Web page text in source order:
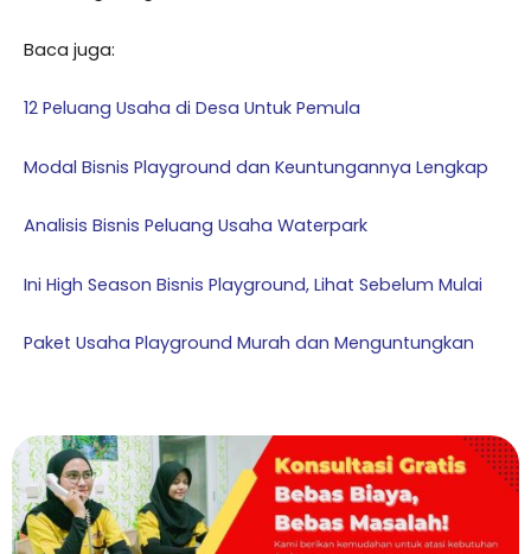
Baca juga:
12 Peluang Usaha di Desa Untuk Pemula
Modal Bisnis Playground dan Keuntungannya Lengkap
Analisis Bisnis Peluang Usaha Waterpark
Ini High Season Bisnis Playground, Lihat Sebelum Mulai
Paket Usaha Playground Murah dan Menguntungkan